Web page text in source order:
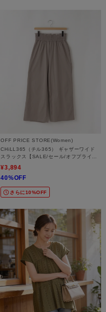
OFF PRICE STORE(Women)
CHiLL365（チル365） ギャザーワイド
スラックス【SALE/セール/オフプライ
り】
¥3,894
40%OFF
さらに10%OFF